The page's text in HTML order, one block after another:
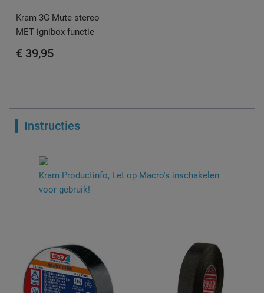
Kram 3G Mute stereo
MET ignibox functie
€ 39,95
Instructies
Kram Productinfo, Let op Macro's inschakelen
voor gebruik!